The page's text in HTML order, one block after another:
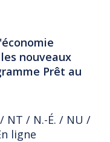
nouveaux
Prêt au
NT N.-É.
NU
ligne